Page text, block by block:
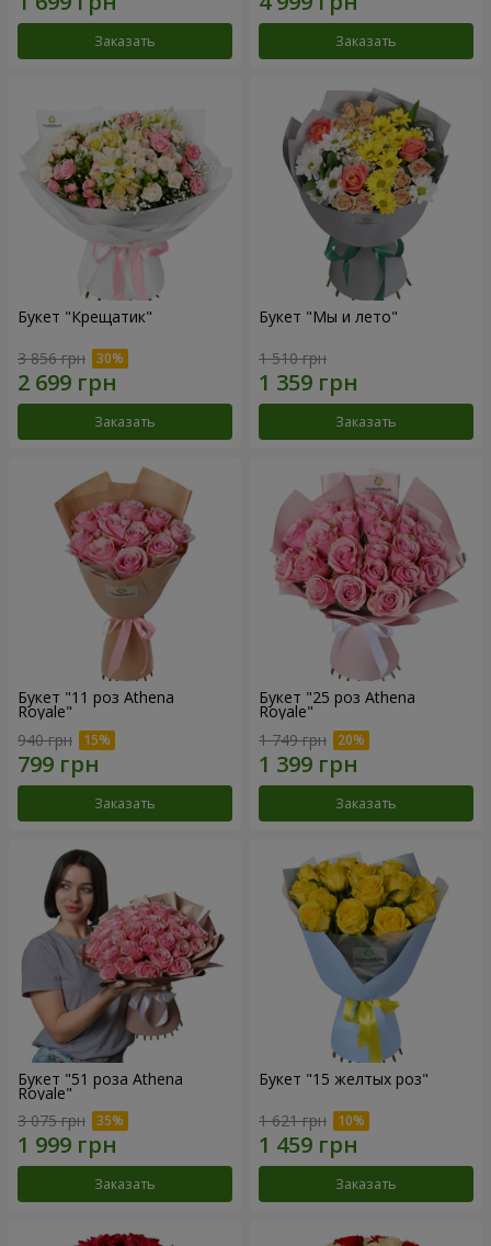
Заказать Заказать
Букет "Крещатик"
3 856 грн
Заказать
Букет "Мы и лето"
1 510 грн
Заказать
Букет "11 роз Athena
Royale"
940 грн
Заказать
Букет "25 роз Athena
Royale"
1 749 грн
Заказать
Букет "51 роза Athena
Royale"
3 075 грн
Заказать
Букет "15 желтых роз"
1 621 грн
Заказать